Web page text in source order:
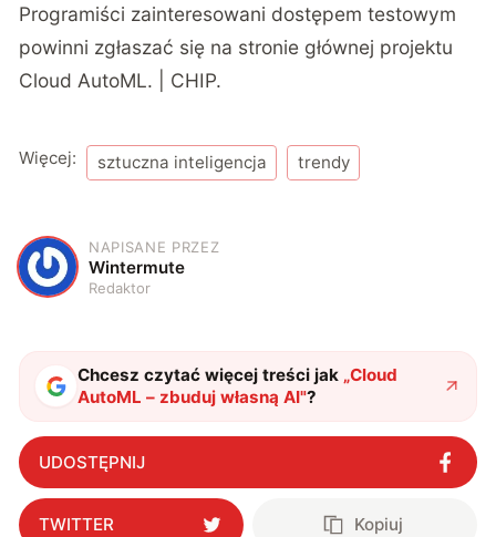
Programiści zainteresowani dostępem testowym
powinni zgłaszać się na stronie głównej projektu
Cloud AutoML. | CHIP.
Więcej: sztuczna inteligencja trendy
W
NAPISANE PRZEZ
Wintermute
Redaktor
Chcesz czytać więcej treści jak „Cloud
AutoML – zbuduj własną AI"?
UDOSTĘPNIJ
TWITTER Kopiuj